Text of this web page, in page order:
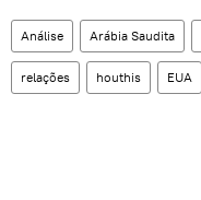
Análise Arábia Saudita
relações houthis EUA